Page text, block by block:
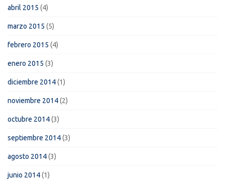
abril 2015 (4)
marzo 2015 (5)
febrero 2015 (4)
enero 2015 (3)
diciembre 2014(1)
noviembre 2014(2)
octubre 2014(3)
septiembre 2014(3)
agosto 2014(3)
junio 2014(1)